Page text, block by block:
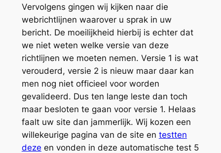
Vervolgens gingen wij kijken naar die
webrichtlijnen waarover u sprak in uw
bericht. De moeilijkheid hierbij is echter dat
we niet weten welke versie van deze
richtlijnen we moeten nemen. Versie 1 is wat
verouderd, versie 2 is nieuw maar daar kan
men nog niet officieel voor worden
gevalideerd. Dus ten lange leste dan toch
maar besloten te gaan voor versie 1. Helaas
faalt uw site dan jammerlijk. Wij kozen een
willekeurige pagina van de site en testten
deze en vonden in deze automatische test 5